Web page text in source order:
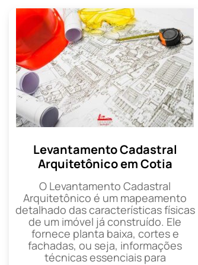
Levantamento Cadastral
Arquitetônico em Cotia
O Levantamento Cadastral
Arquitetônico é um mapeamento
detalhado das características físicas
de um imóvel já construído. Ele
fornece planta baixa, cortes e
fachadas, ou seja, informações
técnicas essenciais para